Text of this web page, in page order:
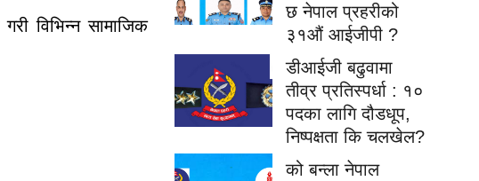
गरी विभिन्नसामाजिक
छ नेपाल प्रहरीको
३१औं आईजीपी ?
डीआईजी बढुवामा
तीव्र प्रतिस्पर्धा : १०
पदका लागि दौडधूप,
निष्पक्षता कि चलखेल?
को बन्ला नेपाल